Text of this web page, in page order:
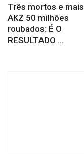
Três mortos e
AKZ 50 milhões
roubados: É O
RESULTADO ...